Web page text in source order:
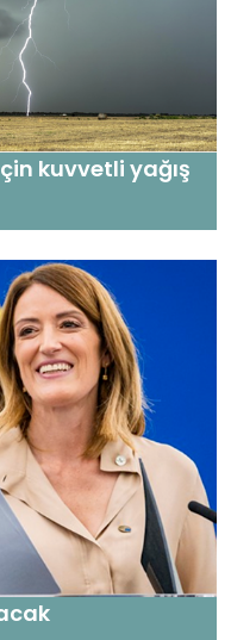
kuvvetli yağış